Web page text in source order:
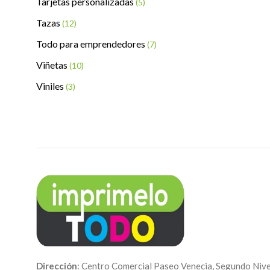
(5)
Tazas (12)
Todo para emprendedores (7)
Viñetas (10)
Viniles (3)
Dirección: Centro Comercial Paseo Venecia, Segundo